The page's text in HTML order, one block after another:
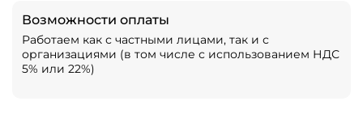
Возможности оплаты
Работаем как с частными лицами, так и с
организациями (в том числе с использованием НДС
5% или 22%)